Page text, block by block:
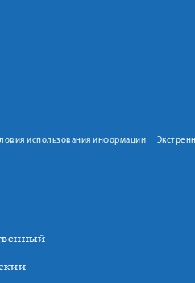
использования информации